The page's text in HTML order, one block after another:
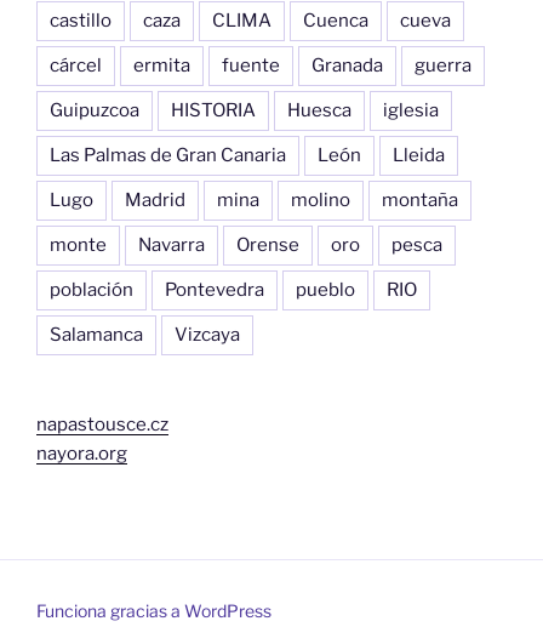
castillo caza CLIMA Cuenca cueva
cárcel ermita fuente Granada guerra
Guipuzcoa HISTORIA Huesca iglesia
Las Palmas de Gran Canaria León Lleida
Lugo Madrid mina molino montaña
monte Navarra Orense oro pesca
población Pontevedra pueblo RIO
Salamanca Vizcaya
napastousce.cz
nayora.org
Funciona gracias a WordPress